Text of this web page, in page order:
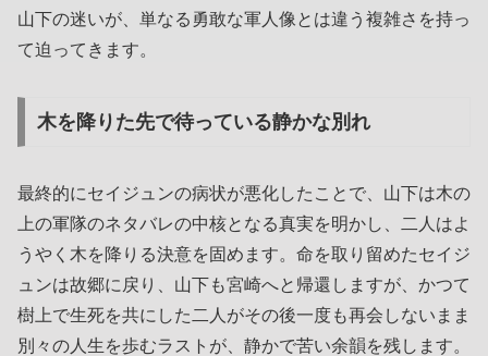
山下の迷いが、単なる勇敢な軍人像とは違う複雑さを持っ
て迫ってきます。
木を降りた先で待っている静かな別れ
最終的にセイジュンの病状が悪化したことで、山下は木の
上の軍隊のネタバレの中核となる真実を明かし、二人はよ
うやく木を降りる決意を固めます。命を取り留めたセイジ
ュンは故郷に戻り、山下も宮崎へと帰還しますが、かつて
樹上で生死を共にした二人がその後一度も再会しないまま
別々の人生を歩むラストが、静かで苦い余韻を残します。